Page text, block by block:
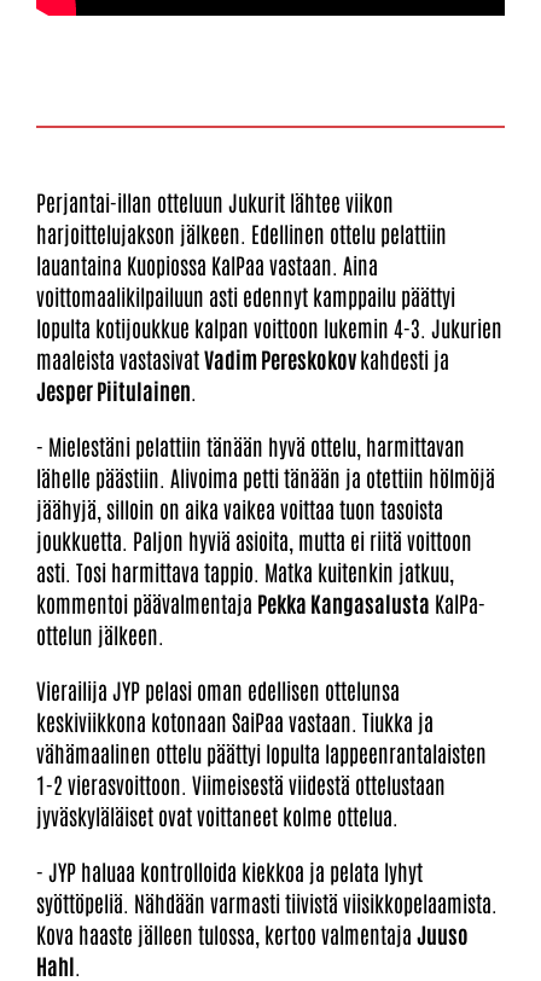
Perjantai-illan otteluun Jukurit lähtee viikon
harjoittelujakson jälkeen. Edellinen ottelu pelattiin
lauantaina Kuopiossa KalPaa vastaan. Aina
voittomaalikilpailuun asti edennyt kamppailu päättyi
lopulta kotijoukkue kalpan voittoon lukemin 4-3. Jukurien
maaleista vastasivatVadim Pereskokovkahdesti ja
Jesper Piitulainen
- Mielestäni pelattiin tänään hyvä ottelu, harmittavan
lähelle päästiin. Alivoima petti tänään ja otettiin hölmöjä
jäähyjä, silloin on aika vaikea voittaa tuon tasoista
joukkuetta. Paljon hyviä asioita, mutta ei riitä voittoon
asti. Tosi harmittava tappio. Matka kuitenkin jatkuu,
kommentoi päävalmentaja Pekka Kangasalusta KalPa-
ottelun jälkeen.
Vierailija JYP pelasi oman edellisen ottelunsa
keskiviikkona kotonaan SaiPaa vastaan. Tiukka ja
vähämaalinen ottelu päättyi lopulta lappeenrantalaisten
1-2 vierasvoittoon. Viimeisestä viidestä ottelustaan
jyväskyläläiset ovat voittaneet kolme ottelua.
- JYP haluaa kontrolloida kiekkoa ja pelata lyhyt
syöttöpeliä. Nähdään varmasti tiivistä viisikkopelaamista.
Kova haaste jälleen tulossa, kertoo valmentaja Juuso
Hahl